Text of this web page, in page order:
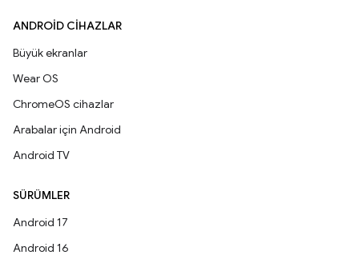
ANDROID CIHAZLAR
Büyük ekranlar
Wear OS
ChromeOS cihazlar
Arabalar için Android
Android TV
SÜRÜMLER
Android 17
Android 16